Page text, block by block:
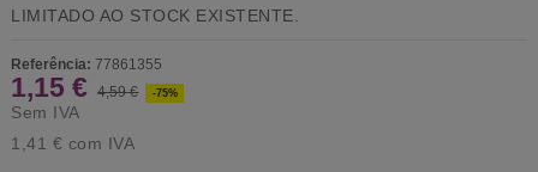
LIMITADO AO STOCK EXISTENTE.
Referência: 77861355
1,15 € 4,59 € -75%
Sem IVA
1,41 € com IVA